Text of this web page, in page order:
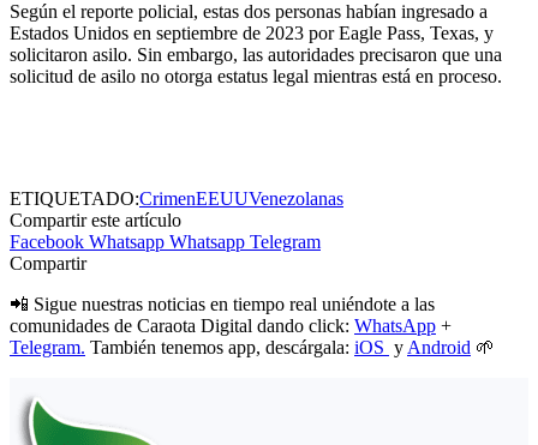
Según el reporte policial, estas dos personas habían ingresado a
Estados Unidos en septiembre de 2023 por Eagle Pass, Texas, y
solicitaron asilo. Sin embargo, las autoridades precisaron que una
solicitud de asilo no otorga estatus legal mientras está en proceso.
ETIQUETADO:CrimenEEUUVenezolanas
Compartir este artículo
Facebook Whatsapp Whatsapp Telegram
Compartir
📲 Sigue nuestras noticias en tiempo real uniéndote a las
comunidades de Caraota Digital dando click: WhatsApp +
Telegram. También tenemos app, descárgala: iOS y Android 🌱